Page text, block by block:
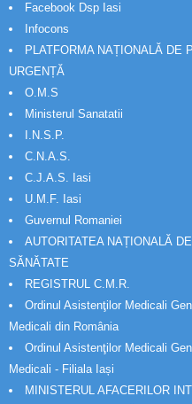
Facebook Dsp Iasi
Infocons
PLATFORMA NAȚIONALĂ DE
URGENȚĂ
O.M.S
Ministerul Sanatatii
I.N.S.P.
C.N.A.S.
C.J.A.S. Iasi
U.M.F. Iasi
Guvernul Romaniei
AUTORITATEA NAȚIONALĂ
SĂNĂTATE
REGISTRUL C.M.R.
Ordinul Asistenţilor Medicali
Medicali din România
Ordinul Asistenţilor Medicali
Medicali - Filiala Iași
MINISTERUL AFACERILOR